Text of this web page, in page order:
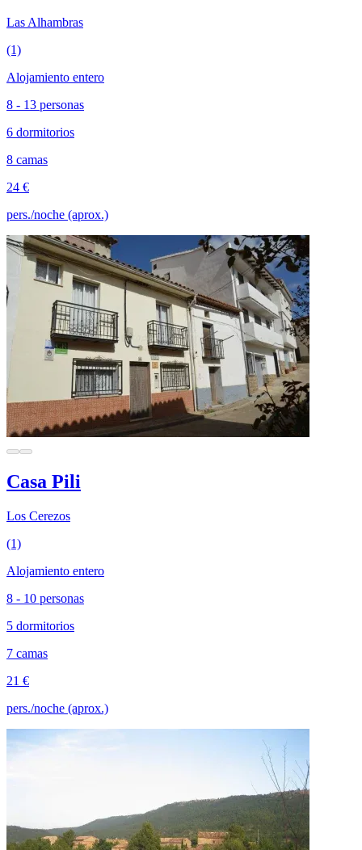
Las Alhambras
(1)
Alojamiento entero
8 - 13 personas
6 dormitorios
8 camas
24 €
pers./noche (aprox.)
Casa Pili
Los Cerezos
(1)
Alojamiento entero
8 - 10 personas
5 dormitorios
7 camas
21 €
pers./noche (aprox.)